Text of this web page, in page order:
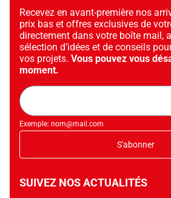
Recevez en avant-première nos
prix bas et offres exclusives de
directement dans votre boîte mail,
sélection d’idées et de conseils
vos projets. Vous pouvez vous
moment.
Adresse
mail
Exemple: nom@mail.com
S'abonner
SUIVEZ NOS ACTUALITÉS